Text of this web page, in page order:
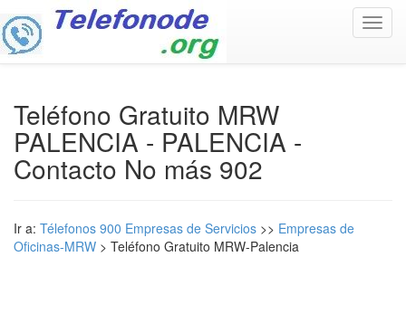
Teléfono Gratuito MRW
PALENCIA - PALENCIA -
Contacto No más 902
Ir a: Télefonos 900 Empresas de Servicios >> Empresas de
Oficinas-MRW > Teléfono Gratuito MRW-Palencia